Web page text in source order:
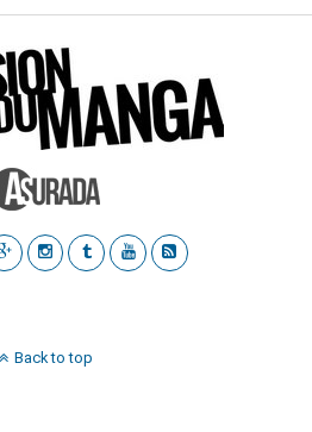
Back to top